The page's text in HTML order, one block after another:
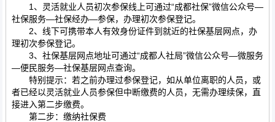
1、灵活就业人员初次参保线上可通过“成都社保”微信公众号—
社保服务—社保经办—参保，办理初次参保登记。
2、线下可携带本人有效身份证件到就近的社保基层网点，办
理初次参保登记。
3、社保基层网点地址可通过“成都人社局”微信公众号—微服务
—便民服务—社保基层网点查询。
特别提示：若之前办理过参保登记，如从单位离职的人员，或
者已经以灵活就业人员参保但中断缴费的人员，无需办理续保，直
接进入第二步缴费。
第二步：缴纳社保费